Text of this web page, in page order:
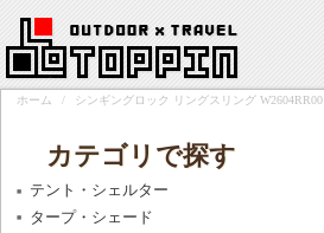
ホーム / シンギングロック リングスリング W2604RR00
カテゴリで探す
テント・シェルター
タープ・シェード